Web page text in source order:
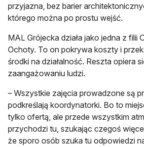
przyjazna, bez barier
którego można po prostu wejść.
MAL Grójecka działa jako jedna z filii
Ochoty. To on pokrywa koszty i
środki na działalność. Reszta opiera
zaangażowaniu ludzi.
– Wszystkie zajęcia prowadzone są
podkreślają koordynatorki. Bo to
tylko ofertą, ale przede wszystkim
przychodzi tu, szukając czegoś
że sporo osób szuka tu odpowiedzi